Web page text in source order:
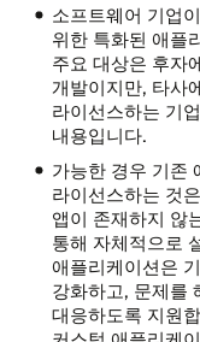
소프트웨어 기업
위한 특화된 애플
주요 대상은 후자
개발이지만, 타사
라이선스하는 기
내용입니다.
가능한 경우 기존
라이선스하는 것
앱이 존재하지 않
통해 자체적으로
애플리케이션은
강화하고, 문제를
대응하도록 지원